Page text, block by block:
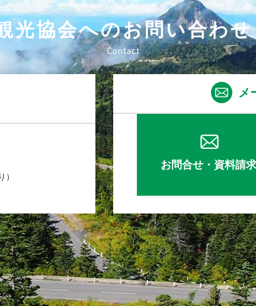
光協会へのお問い合わせ
）
メ
お問合せ・資料請